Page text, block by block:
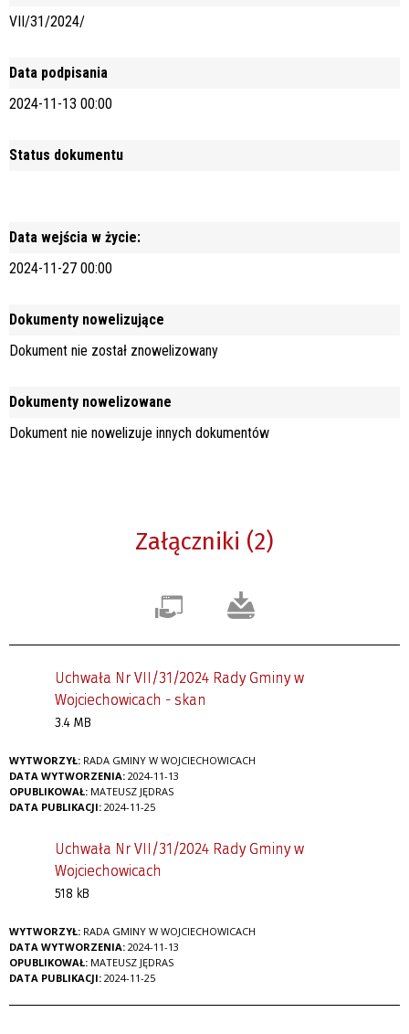
VII/31/2024/
Data podpisania
2024-11-13 00:00
Status dokumentu
Data wejścia w życie:
2024-11-27 00:00
Dokumenty nowelizujące
Dokument nie został znowelizowany
Dokumenty nowelizowane
Dokument nie nowelizuje innych dokumentów
Załączniki (2)
Uchwała Nr VII/31/2024 Rady Gminy w
Wojciechowicach - skan
3.4 MB
WYTWORZYŁ: RADA GMINY W WOJCIECHOWICACH
DATA WYTWORZENIA: 2024-11-13
OPUBLIKOWAŁ: MATEUSZ JĘDRAS
DATA PUBLIKACJI: 2024-11-25
Uchwała Nr VII/31/2024 Rady Gminy w
Wojciechowicach
518 kB
WYTWORZYŁ: RADA GMINY W WOJCIECHOWICACH
DATA WYTWORZENIA: 2024-11-13
OPUBLIKOWAŁ: MATEUSZ JĘDRAS
DATA PUBLIKACJI: 2024-11-25